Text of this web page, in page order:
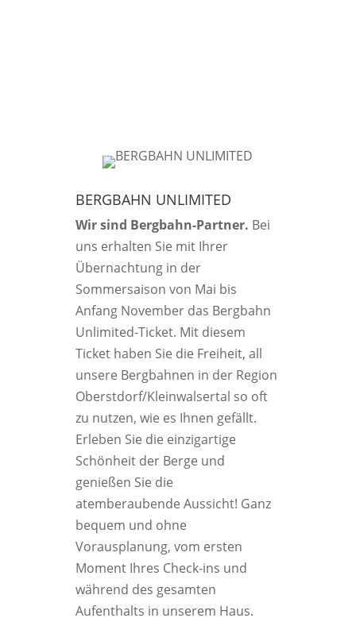
BERGBAHN UNLIMITED
Wir sind Bergbahn-Partner. Bei
uns erhalten Sie mit Ihrer
Übernachtung in der
Sommersaison von Mai bis
Anfang November das Bergbahn
Unlimited-Ticket. Mit diesem
Ticket haben Sie die Freiheit, all
unsere Bergbahnen in der Region
Oberstdorf/Kleinwalsertal so oft
zu nutzen, wie es Ihnen gefällt.
Erleben Sie die einzigartige
Schönheit der Berge und
genießen Sie die
atemberaubende Aussicht! Ganz
bequem und ohne
Vorausplanung, vom ersten
Moment Ihres Check-ins und
während des gesamten
Aufenthalts in unserem Haus.